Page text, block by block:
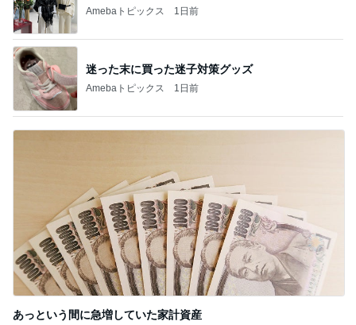
Amebaトピックス 1日前
迷った末に買った迷子対策グッズ
Amebaトピックス 1日前
あっという間に急増していた家計資産